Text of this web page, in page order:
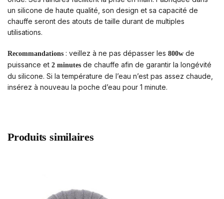
un silicone de haute qualité, son design et sa capacité de
chauffe seront des atouts de taille durant de multiples
utilisations.
Recommandations : veillez à ne pas dépasser les 800w de
puissance et 2 minutes de chauffe afin de garantir la longévité
du silicone. Si la température de l’eau n’est pas assez chaude,
insérez à nouveau la poche d’eau pour 1 minute.
Produits similaires